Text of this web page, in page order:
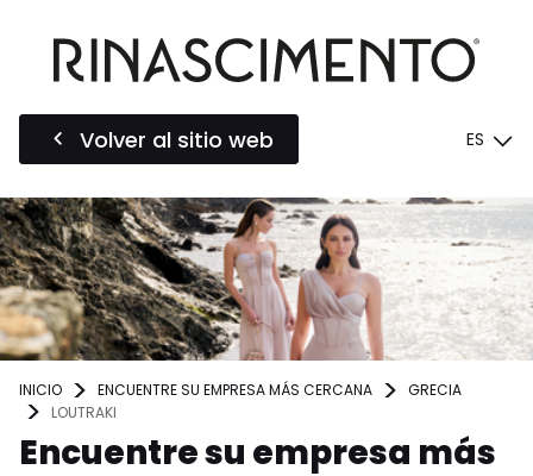
Volver al sitio web ES
INICIO ENCUENTRE SU EMPRESA MÁS CERCANA
GRECIA
LOUTRAKI
Encuentre su empresa más